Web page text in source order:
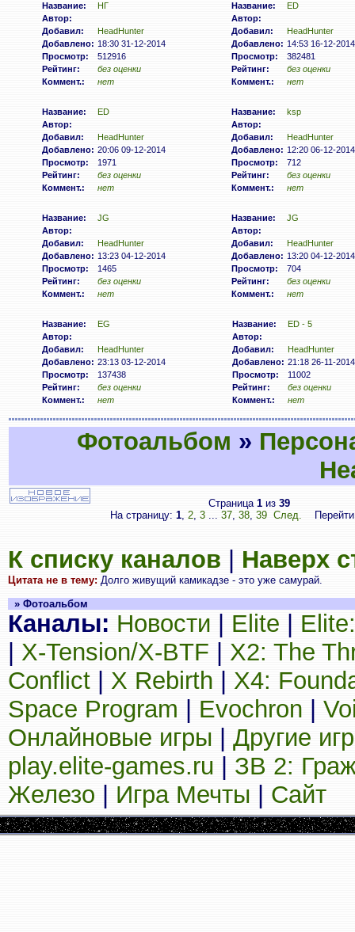
Название:
НГ
Автор:
Добавил:
HeadHunter
Добавлено: 18:30 31-12-2014
Просмотр:
512916
Рейтинг:
без оценки
Коммент.:
нет
Название:
ED
Автор:
Добавил:
HeadHunter
Добавлено: 14:53 16-12-2014
Просмотр:
382481
Рейтинг:
без оценки
Коммент.:
нет
Название:
ED
Автор:
Добавил:
HeadHunter
Добавлено: 20:06 09-12-2014
Просмотр:
1971
Рейтинг:
без оценки
Коммент.:
нет
Название:
ksp
Автор:
Добавил:
HeadHunter
Добавлено: 12:20 06-12-2014
Просмотр:
712
Рейтинг:
без оценки
Коммент.:
нет
Название:
JG
Автор:
Добавил:
HeadHunter
Добавлено: 13:23 04-12-2014
Просмотр:
1465
Рейтинг:
без оценки
Коммент.:
нет
Название:
JG
Автор:
Добавил:
HeadHunter
Добавлено: 13:20 04-12-2014
Просмотр:
704
Рейтинг:
без оценки
Коммент.:
нет
Название:
EG
Автор:
Добавил:
HeadHunter
Добавлено: 23:13 03-12-2014
Просмотр:
137438
Рейтинг:
без оценки
Коммент.:
нет
Название:
ED - 5
Автор:
Добавил:
HeadHunter
Добавлено: 21:18 26-11-2014
Просмотр:
11002
Рейтинг:
без оценки
Коммент.:
нет
Фотоальбом »
Страница 1из 39
На страницу: 1, 2, 3 ... 37, 38, 39 След.
К списку каналов Наверх
Цитата не в тему: Долго живущий камикадзе - это уже самурай.
» Фотоальбом
Каналы: Новости Elite
X-Tension/X-BTF
X2: The
Conflict
X Rebirth
X4:
Space Program
Evochron
Онлайновые игры
Другие
play.elite-games.ru
ЗВ 2:
Железо
Игра Мечты Сайт